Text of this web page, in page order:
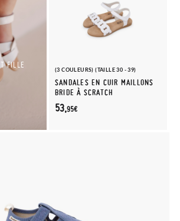
FILLE
(3 COULEURS) (TAILLE 30 - 39)
SANDALES EN CUIR MAILLONS
BRIDE À SCRATCH
53,95€